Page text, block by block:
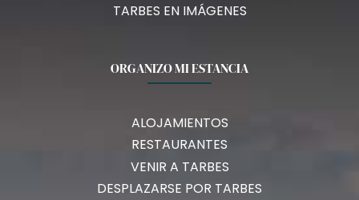
TARBES EN IMÁGENES
ORGANIZO MI ESTANCIA
ALOJAMIENTOS
RESTAURANTES
VENIR A TARBES
DESPLAZARSE POR TARBES